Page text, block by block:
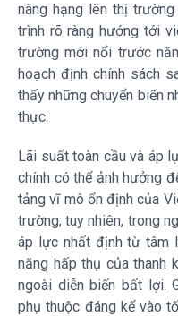
nâng hạng lên thị
trình rõ ràng hướng tới
trường mới nổi trước
hoạch định chính sách
thấy những chuyển biến
thực.
Lãi suất toàn cầu và áp
chính có thể ảnh hưởng
tảng vĩ mô ổn định của
trường; tuy nhiên, trong
áp lực nhất định từ tâm
năng hấp thụ của thanh
ngoài diễn biến bất lợi.
phụ thuộc đáng kể vào